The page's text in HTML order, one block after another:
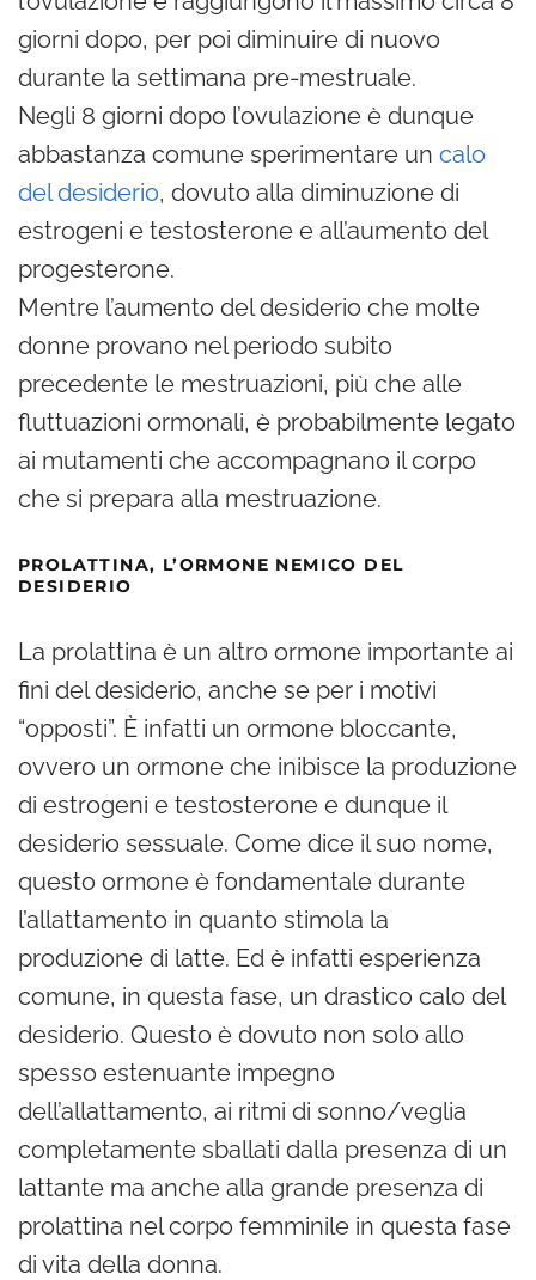
giorni dopo, per poi diminuire di nuovo
durante la settimana pre-mestruale.
Negli 8 giorni dopo l’ovulazione è dunque
abbastanza comune sperimentare un calo
del desiderio, dovuto alla diminuzione di
estrogeni e testosterone e all’aumento del
progesterone.
Mentre l’aumento del desiderio che molte
donne provano nel periodo subito
precedente le mestruazioni, più che alle
fluttuazioni ormonali, è probabilmente legato
ai mutamenti che accompagnano il corpo
che si prepara alla mestruazione.
PROLATTINA, L’ORMONE NEMICO DEL
DESIDERIO
La prolattina è un altro ormone importante ai
fini del desiderio, anche se per i motivi
“opposti”. È infatti un ormone bloccante,
ovvero un ormone che inibisce la produzione
di estrogeni e testosterone e dunque il
desiderio sessuale. Come dice il suo nome,
questo ormone è fondamentale durante
l’allattamento in quanto stimola la
produzione di latte. Ed è infatti esperienza
comune, in questa fase, un drastico calo del
desiderio. Questo è dovuto non solo allo
spesso estenuante impegno
dell’allattamento, ai ritmi di sonno/veglia
completamente sballati dalla presenza di un
lattante ma anche alla grande presenza di
prolattina nel corpo femminile in questa fase
di vita della donna.